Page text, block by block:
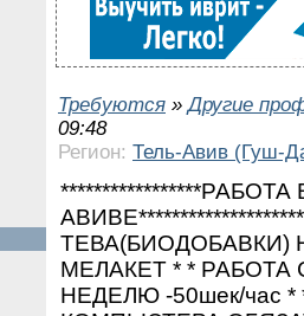
Требуются »Другие
09:48
Регион: Тель-Авив (Гуш-
ТЕВА(БИОДОБАВКИ)
МЕЛАКЕТ * * РАБОТА
НЕДЕЛЮ -50шек/час